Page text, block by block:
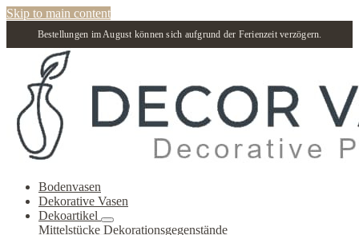
Skip to main content
Bestellungen im August können sich aufgrund der Ferienzeit verzögern.
Bodenvasen
Dekorative Vasen
Dekoartikel
Mittelstücke Dekorationsgegenstände